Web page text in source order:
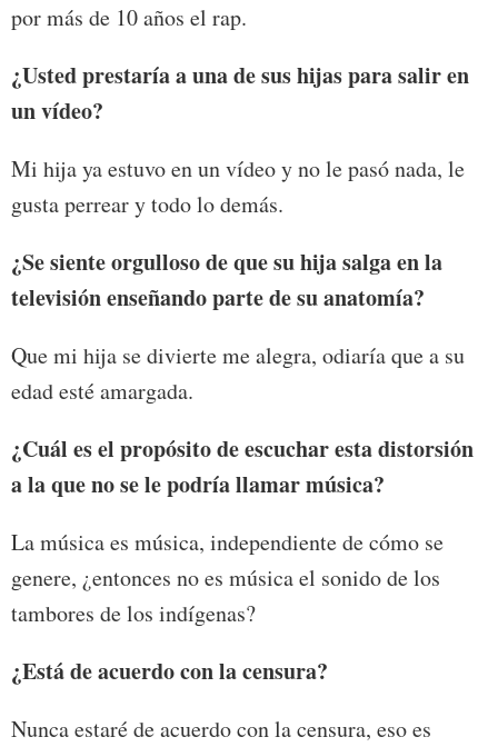
por más de 10 años el rap.
¿Usted prestaría a una de sus hijas para salir en
un vídeo?
Mi hija ya estuvo en un vídeo y no le pasó nada, le
gusta perrear y todo lo demás.
¿Se siente orgulloso de que su hija salga en la
televisión enseñando parte de su anatomía?
Que mi hija se divierte me alegra, odiaría que a su
edad esté amargada.
¿Cuál es el propósito de escuchar esta distorsión
a la que no se le podría llamar música?
La música es música, independiente de cómo se
genere, ¿entonces no es música el sonido de los
tambores de los indígenas?
¿Está de acuerdo con la censura?
Nunca estaré de acuerdo con la censura, eso es